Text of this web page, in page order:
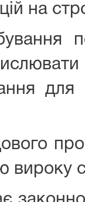
на
для
вироку